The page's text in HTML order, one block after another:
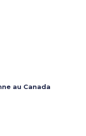
au Canada